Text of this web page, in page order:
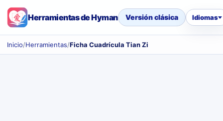
Herramientas de Hyman Versión clásica Idiomas
Inicio/Herramientas/Ficha Cuadrícula Tian Zi